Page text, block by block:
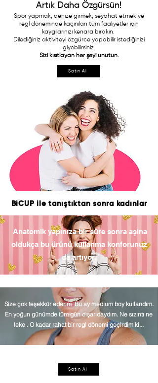
Artık Daha Özgürsün!
Spor yapmak, denize girmek, seyahat etmek ve
regl döneminde kaçınılan tüm faaliyetler için
kaygılarınızı kenara bırakın.
Dilediğiniz aktiviteyi özgürce yapabilir istediğinizi
giyebilirsiniz.
Sizi kısıtlayan her şeyi unutun.
Satın Al
BiCUP ile tanıştıktan sonra kadınlar
Anatomik yapınıza bir süre sonra aşina
oldukça bu ürünü kullanma konforunuz
da artıyor.
Size çok teşekkür ederim Bu ay medium boy kullandım.
En yoğun günümde tüm gün dışarıdaydım. Ne sızıntı ne
leke . O kadar rahat bir regl dönemi geçirdim ki...
Satın Al